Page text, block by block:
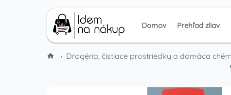
Domov Prehľad zliav
› Drogéria, čistiace prostriedky a domáca